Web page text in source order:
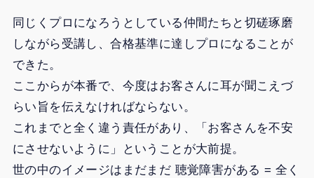
同じくプロになろうとしている仲間たちと切磋琢磨
しながら受講し、合格基準に達しプロになることが
できた。
ここからが本番で、今度はお客さんに耳が聞こえづ
らい旨を伝えなければならない。
これまでと全く違う責任があり、「お客さんを不安
にさせないように」ということが大前提。
世の中のイメージはまだまだ 聴覚障害がある = 全く